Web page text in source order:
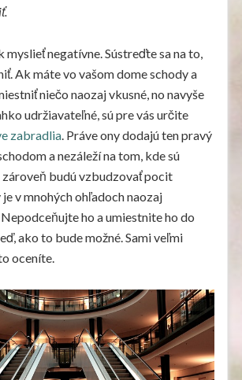
myslieť negatívne. Sústreďte sa na to,
Ak máte vo vašom dome schody a
niečo naozaj vkusné, no navyše
udržiavateľné, sú pre vás určite
zabradlia. Práve ony dodajú ten pravý
a nezáleží na tom, kde sú
zároveň budú vzbudzovať pocit
v mnohých ohľadoch naozaj
ho a umiestnite ho do
ako to bude možné. Sami veľmi
oceníte.